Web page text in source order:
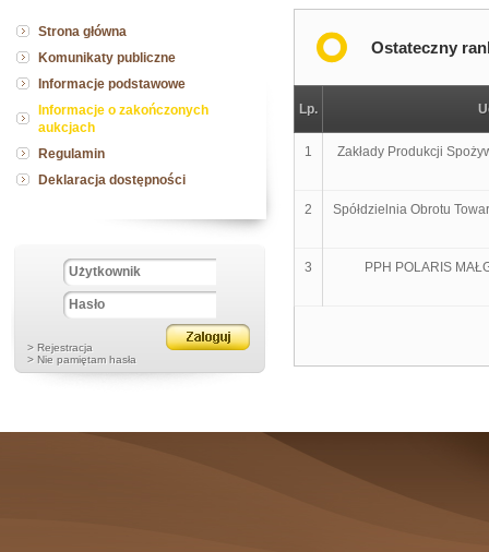
Ostateczny
Lp.
1 Zakłady Produkcji
2 Spółdzielnia Obrotu
3 PPH POLARIS
Strona główna
Komunikaty publiczne
Informacje podstawowe
Informacje o zakończonych
aukcjach
Regulamin
Deklaracja dostępności
> Rejestracja
> Nie pamiętam hasła